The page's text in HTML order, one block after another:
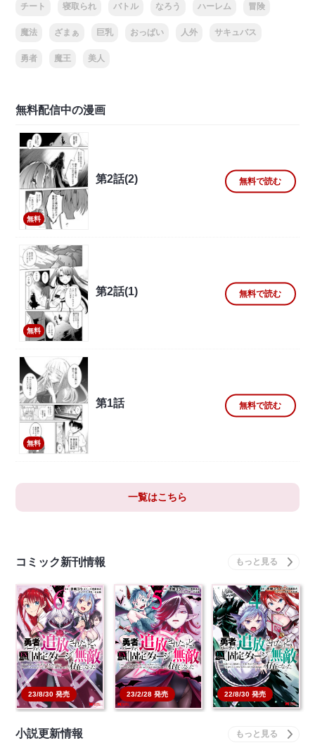
チート 寝取られ バトル なろう ハーレム 冒険
魔法 ざまぁ 巨乳 おっぱい 人外 サキュバス
勇者 魔王 美人
無料配信中の漫画
無料
第2話(2) 無料で読む
無料
第2話(1) 無料で読む
無料
第1話 無料で読む
一覧はこちら
コミック新刊情報
23/8/30 発売
勇者パーティから追放
されたけど、EXスキ
ル…
本を買う
23/2/28 発売
勇者パーティから追放
されたけど、EXスキ
ル…
本を買う
22/8/30 発売
勇者パーティから追放
されたけど、EXスキ
ル…
本を買う
小説更新情報